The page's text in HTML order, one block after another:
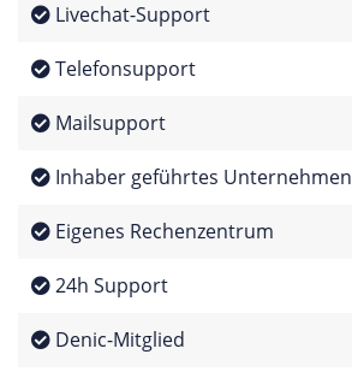
Livechat-Support
Telefonsupport
Mailsupport
Inhaber geführtes Unternehmen
Eigenes Rechenzentrum
24h Support
Denic-Mitglied